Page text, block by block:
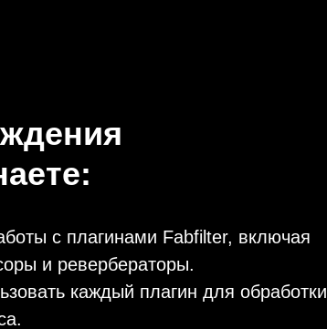
с плагинами Fabfilter, включая
и ревербераторы.
каждый плагин для обработки